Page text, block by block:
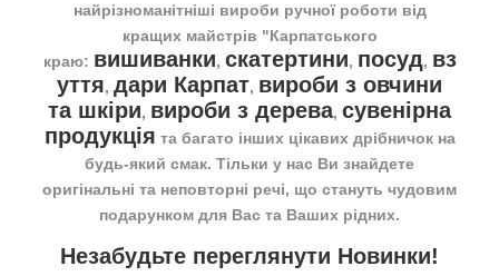
найрізноманітніші вироби ручної роботи від
кращих майстрів "Карпатського
краю: вишиванки, скатертини, посуд, вз
уття, дари Карпат, вироби з овчини
та шкіри, вироби з дерева, сувенірна
продукція та багато інших цікавих дрібничок на
будь-який смак. Тільки у нас Ви знайдете
оригінальні та неповторні речі, що стануть чудовим
подарунком для Вас та Ваших рідних.
Незабудьте переглянути Новинки!